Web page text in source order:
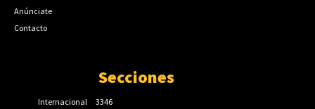
Anúnciate
Contacto
Secciones
Internacional
3346